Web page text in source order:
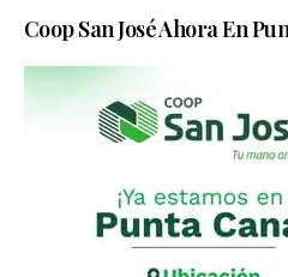
Coop San José Ahora En